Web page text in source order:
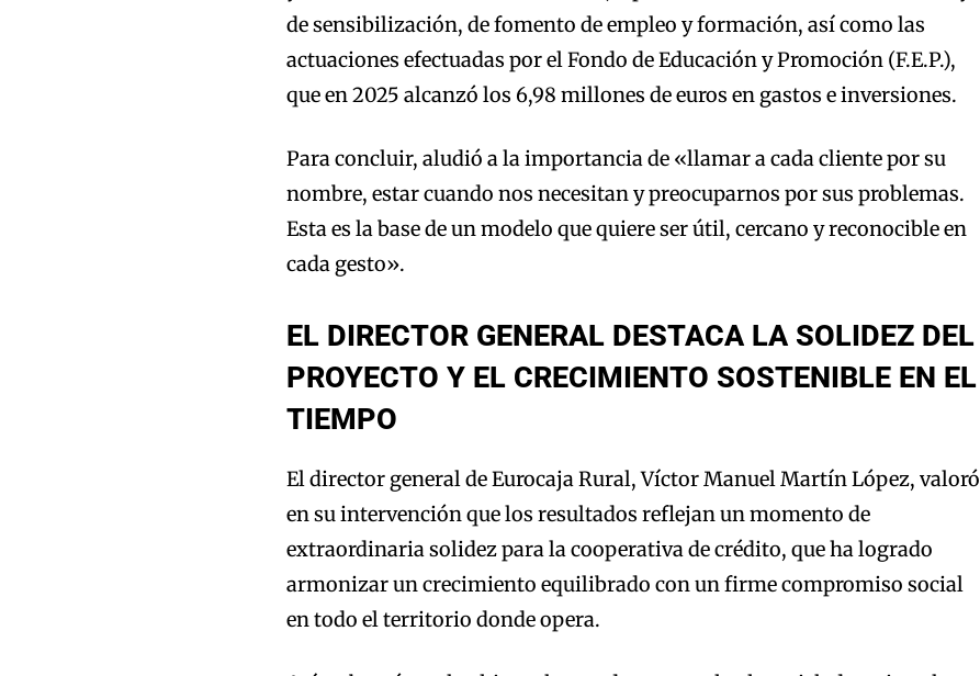
de sensibilización, de fomento de empleo y formación, así como las
actuaciones efectuadas por el Fondo de Educación y Promoción (F.E.P.),
que en 2025 alcanzó los 6,98 millones de euros en gastos e inversiones.
Para concluir, aludió a la importancia de «llamar a cada cliente por su
nombre, estar cuando nos necesitan y preocuparnos por sus problemas.
Esta es la base de un modelo que quiere ser útil, cercano y reconocible en
cada gesto».
EL DIRECTOR GENERAL DESTACA LA SOLIDEZ DEL
PROYECTO Y EL CRECIMIENTO SOSTENIBLE EN EL
TIEMPO
El director general de Eurocaja Rural, Víctor Manuel Martín López, valoró
en su intervención que los resultados reflejan un momento de
extraordinaria solidez para la cooperativa de crédito, que ha logrado
armonizar un crecimiento equilibrado con un firme compromiso social
en todo el territorio donde opera.